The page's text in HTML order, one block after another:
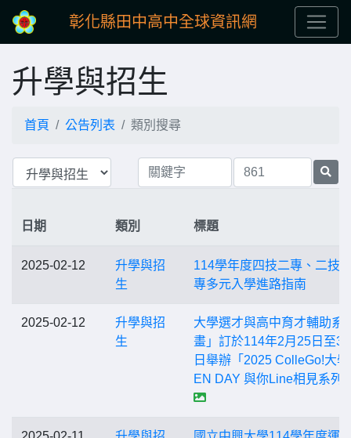
彰化縣田中高中全球資訊網
升學與招生
首頁 公告列表 類別搜尋
日期 類別 標題
2025-02-12
升學與招
生
114學年度四技二專、二技
專多元入學進路指南
2025-02-12
升學與招
生
大學選才與高中育才輔助系
畫」訂於114年2月25日至3
日舉辦「2025 ColleGo!大
EN DAY 與你Line相見系列